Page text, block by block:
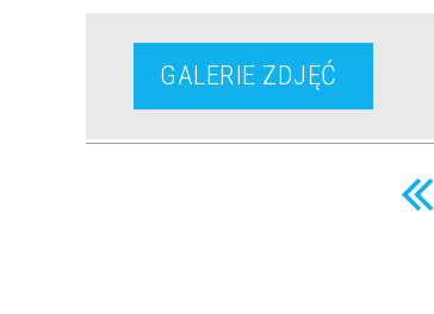
GALERIE ZDJĘĆ